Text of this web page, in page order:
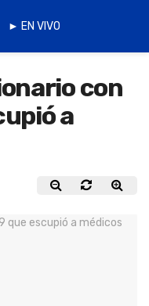
► EN VIVO
con
a